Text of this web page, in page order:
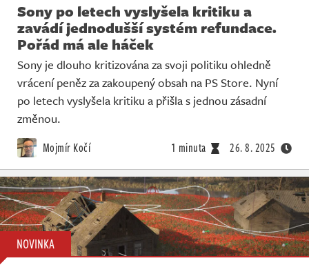
Sony po letech vyslyšela kritiku a
zavádí jednodušší systém refundace.
Pořád má ale háček
Sony je dlouho kritizována za svoji politiku ohledně
vrácení peněz za zakoupený obsah na PS Store. Nyní
po letech vyslyšela kritiku a přišla s jednou zásadní
změnou.
Mojmír Kočí 1 minuta 26. 8. 2025
NOVINKA